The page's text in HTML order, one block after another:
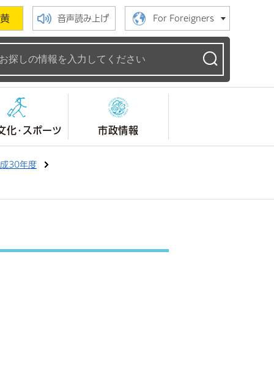
黄 音声読み上げ For Foreigners
化・スポーツ 市政情報
30年度